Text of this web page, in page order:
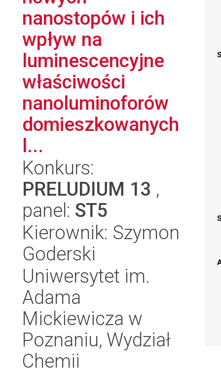
nanostopów i ich
wpływ na
luminescencyjne
właściwości
nanoluminoforów
domieszkowanych
l...
Konkurs:
PRELUDIUM 13 ,
panel: ST5
Kierownik: Szymon
Goderski
Uniwersytet im.
Adama
Mickiewicza w
Poznaniu, Wydział
Chemii